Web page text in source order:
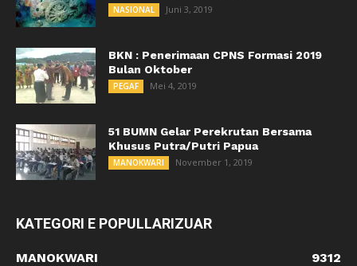
NASIONAL Juni 3, 2019
BKN : Penerimaan CPNS Formasi 2019
Bulan Oktober
PEGAF Mei 4, 2019
51 BUMN Gelar Perekrutan Bersama
Khusus Putra/Putri Papua
MANOKWARI November 1, 2019
KATEGORI E POPULLARIZUAR
MANOKWARI
9312